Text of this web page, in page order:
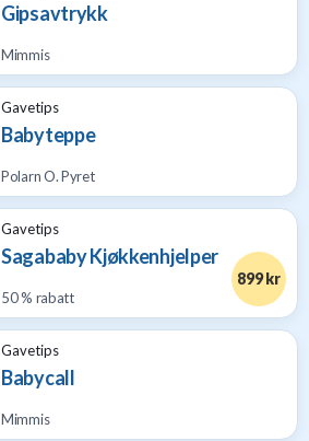
Gipsavtrykk
Mimmis
Gavetips
Babyteppe
Polarn O. Pyret
Gavetips
Sagababy Kjøkkenhjelper
50 % rabatt
899 kr
Gavetips
Babycall
Mimmis